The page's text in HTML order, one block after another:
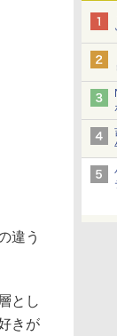
違う
とし
きが